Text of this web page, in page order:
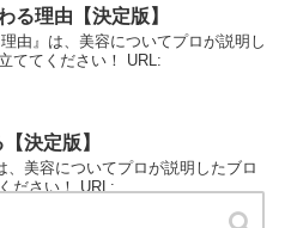
る理由【決定版】
由』は、美容についてプロが説明し
ててください！ URL:
決定版】
、美容についてプロが説明したブロ
ださい！ URL: